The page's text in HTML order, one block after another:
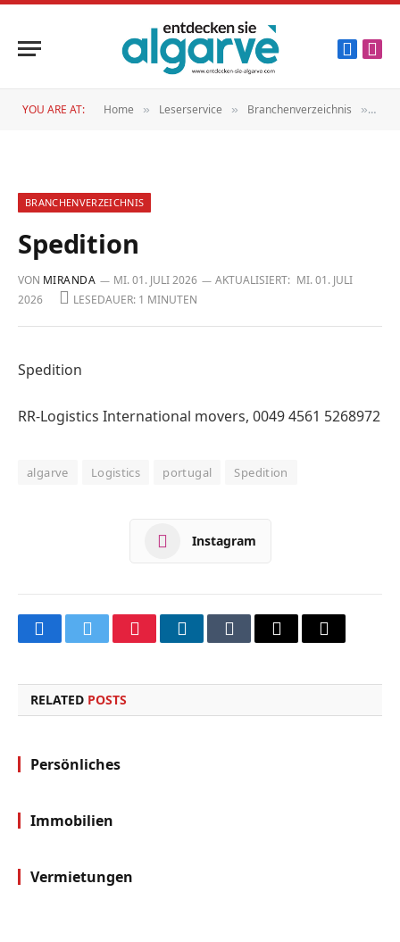
YOU ARE AT: Home » Leserservice » Branchenverzeichnis »
BRANCHENVERZEICHNIS
Spedition
VON MIRANDA MI. 01. JULI 2026 AKTUALISIERT: MI. 01. JULI
2026
LESEDAUER: 1 MINUTEN
Spedition
RR-Logistics International movers, 0049 4561 5268972
algarve Logistics portugal Spedition
Instagram
FacebookTwitterPinterestLinkedInTumblrEmail
Copy
RELATED POSTS
Persönliches
Immobilien
Vermietungen